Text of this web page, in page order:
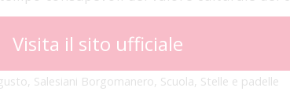
Visita il sito ufficiale
, Salesiani Borgomanero, Scuola, Stelle e padelle